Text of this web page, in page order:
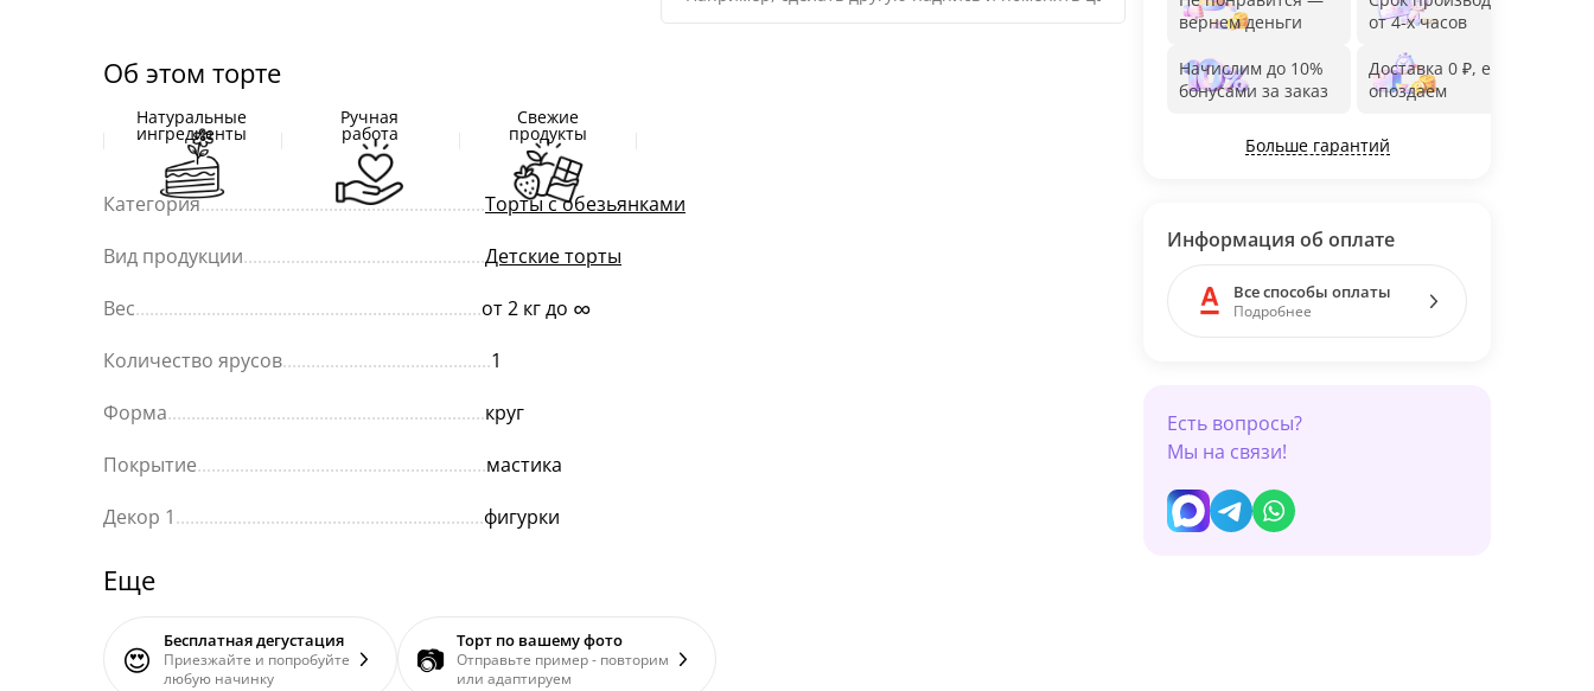
вернем деньги
Начислим до 10%
бонусами за заказ
от 4-х часов
Доставка 0 ₽, если
опоздаем
Больше гарантий
Информация об оплате
Все способы оплаты
Подробнее
Есть вопросы?
Мы на связи!
Об этом торте
Натуральные
ингредиенты
Ручная
работа
Свежие
продукты
Категория............................................................Торты с обезьянками
Вид продукции...................................................Детские торты
Вес.........................................................................от 2 кг до ∞
Количество ярусов............................................1
Форма...................................................................круг
Покрытие.............................................................мастика
Декор 1.................................................................фигурки
Еще
😍 Бесплатная дегустация
Приезжайте и попробуйте
любую начинку
📷 Торт по вашему фото
Отправьте пример - повторим
или адаптируем